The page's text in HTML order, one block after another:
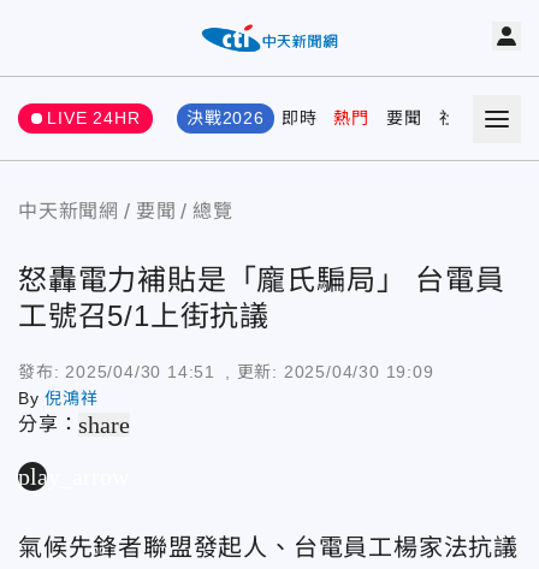
LIVE 24HR 決戰2026 即時 熱門 要聞 社會 娛樂
中天新聞網 要聞 總覽
怒轟電力補貼是「龐氏騙局」 台電員
工號召5/1上街抗議
發布: 2025/04/30 14:51 , 更新: 2025/04/30 19:09
By倪鴻祥
分享：share
play_arrow
氣候先鋒者聯盟發起人、台電員工楊家法抗議